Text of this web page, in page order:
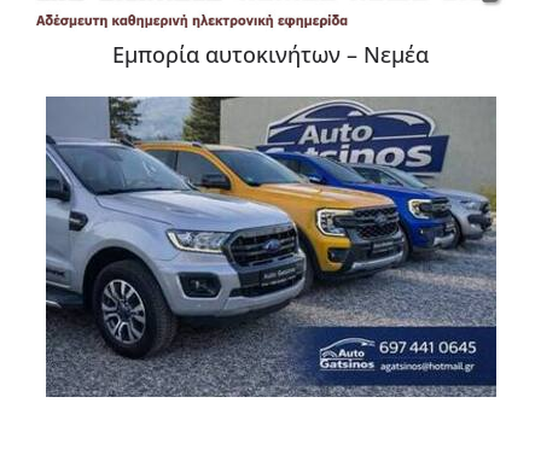
Εμπορία αυτοκινήτων – Νεμέα